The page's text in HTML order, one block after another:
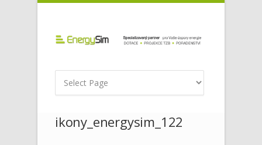
ikony_energysim_122